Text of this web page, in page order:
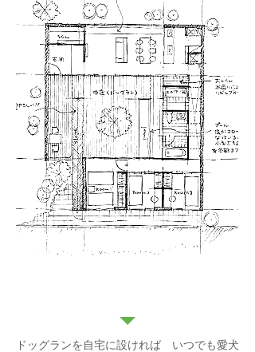
ドッグランを自宅に設ければ いつでも愛犬